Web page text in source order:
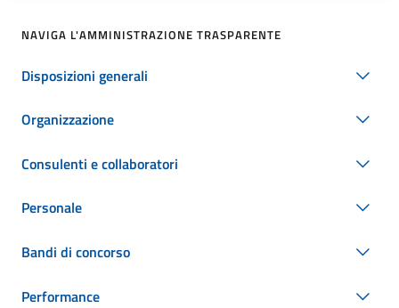
NAVIGA L'AMMINISTRAZIONE TRASPARENTE
Disposizioni generali
Organizzazione
Consulenti e collaboratori
Personale
Bandi di concorso
Performance